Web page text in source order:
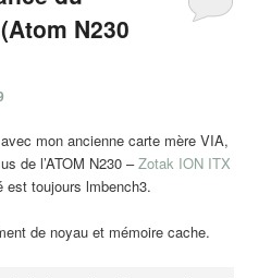
N230
mon ancienne carte mère VIA,
de l’ATOM N230 –Zotak ION ITX
est toujours lmbench3.
de noyau et mémoire cache.